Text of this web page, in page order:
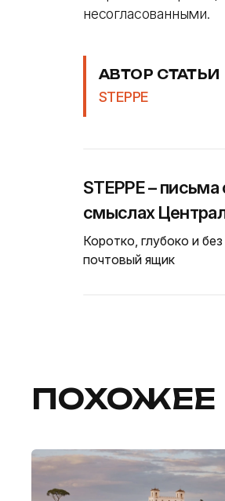
несогласованными.
АВТОР СТАТЬИ
STEPPE
STEPPE –
смыслах
Коротко, глубоко и
почтовый ящик
ПОХОЖЕЕ